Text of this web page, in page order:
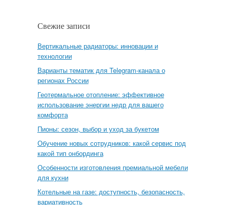
Свежие записи
Вертикальные радиаторы: инновации и
технологии
Варианты тематик для Telegram-канала о
регионах России
Геотермальное отопление: эффективное
использование энергии недр для вашего
комфорта
Пионы: сезон, выбор и уход за букетом
Обучение новых сотрудников: какой сервис под
какой тип онбординга
Особенности изготовления премиальной мебели
для кухни
Котельные на газе: доступность, безопасность,
вариативность